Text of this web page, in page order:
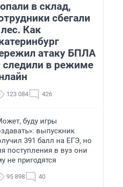
в склад,
сбегали
Как
атаку БПЛА
следили в режиме
123 084 426
буду игры
выпускник
391 балл на ЕГЭ, но
поступления в вуз они
не пригодятся
95 898 40